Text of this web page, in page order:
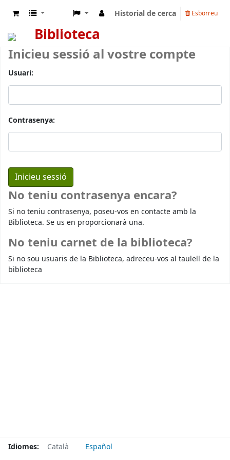
Historial de cerca Esborreu
Biblioteca
Inicieu sessió al vostre compte
Usuari:
Contrasenya:
No teniu contrasenya encara?
Si no teniu contrasenya, poseu-vos en contacte amb la
Biblioteca. Se us en proporcionarà una.
No teniu carnet de la biblioteca?
Si no sou usuaris de la Biblioteca, adreceu-vos al taulell de la
biblioteca
Idiomes: Català Español